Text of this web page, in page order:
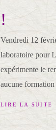
!
Vendredi 12
laboratoire pour
expérimente le
aucune
LIRE LA SUITE